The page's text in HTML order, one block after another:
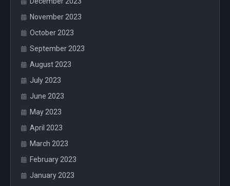
November 2023
October 2023
September 2023
August 2023
July 2023
June 2023
May 2023
April 2023
March 2023
February 2023
January 2023